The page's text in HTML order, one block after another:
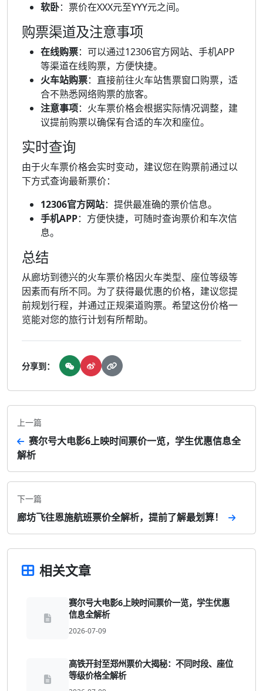
软卧：票价在XXX元至YYY元之间。
购票渠道及注意事项
在线购票：可以通过12306官方网站、手机APP
等渠道在线购票，方便快捷。
火车站购票：直接前往火车站售票窗口购票，适
合不熟悉网络购票的旅客。
注意事项：火车票价格会根据实际情况调整，建
议提前购票以确保有合适的车次和座位。
实时查询
由于火车票价格会实时变动，建议您在购票前通过以
下方式查询最新票价：
12306官方网站：提供最准确的票价信息。
手机APP：方便快捷，可随时查询票价和车次信
息。
总结
从廊坊到德兴的火车票价格因火车类型、座位等级等
因素而有所不同。为了获得最优惠的价格，建议您提
前规划行程，并通过正规渠道购票。希望这份价格一
览能对您的旅行计划有所帮助。
分享到：
上一篇
赛尔号大电影6上映时间票价一览，学生优惠信息全
解析
下一篇
廊坊飞往恩施航班票价全解析，提前了解最划算！
相关文章
赛尔号大电影6上映时间票价一览，学生优惠
信息全解析
2026-07-09
高铁开封至郑州票价大揭秘：不同时段、座位
等级价格全解析